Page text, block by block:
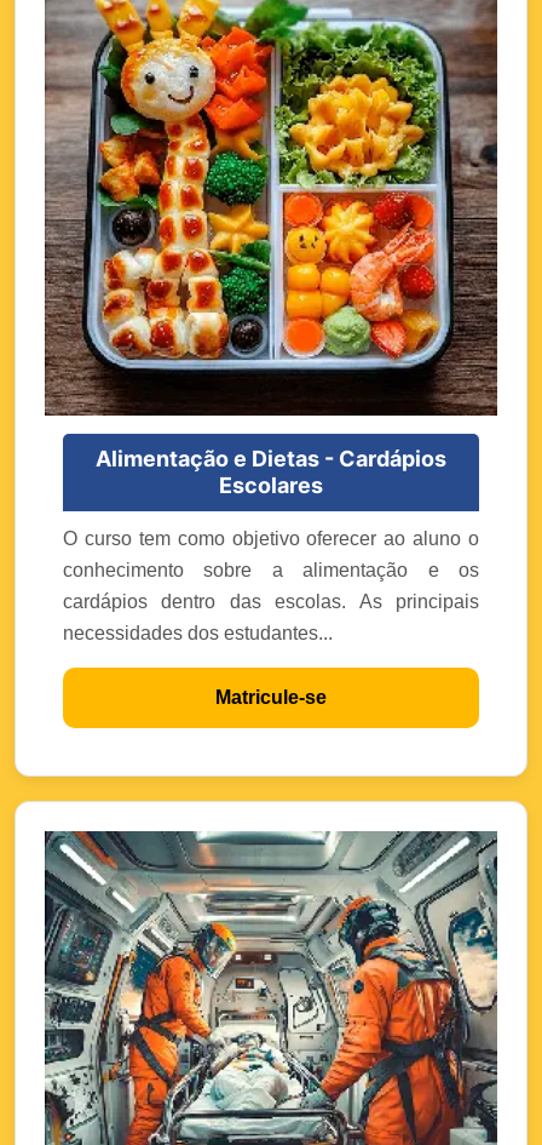
Alimentação e Dietas - Cardápios
Escolares
O curso tem como objetivo oferecer ao aluno o
conhecimento sobre a alimentação e os
cardápios dentro das escolas. As principais
necessidades dos estudantes...
Matricule-se